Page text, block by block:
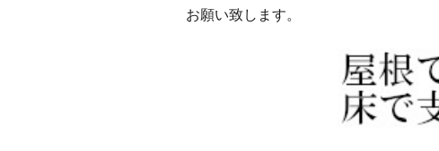
お願い致します。